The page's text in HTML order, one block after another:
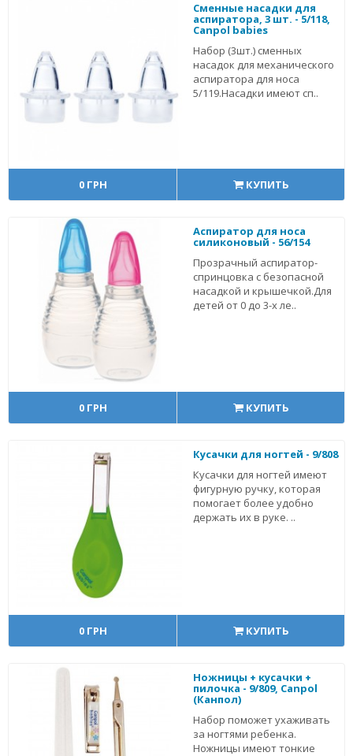
Сменные насадки для
аспиратора, 3 шт. - 5/118,
Canpol babies
Набор (3шт.) сменных
насадок для механического
аспиратора для носа
5/119.Насадки имеют сп..
0 ГРН КУПИТЬ
Аспиратор для носа
силиконовый - 56/154
Прозрачный аспиратор-
спринцовка с безопасной
насадкой и крышечкой.Для
детей от 0 до 3-х ле..
0 ГРН КУПИТЬ
Кусачки для ногтей - 9/808
Кусачки для ногтей имеют
фигурную ручку, которая
помогает более удобно
держать их в руке. ..
0 ГРН КУПИТЬ
Ножницы + кусачки +
пилочка - 9/809, Canpol
(Канпол)
Набор поможет ухаживать
за ногтями ребенка.
Ножницы имеют тонкие